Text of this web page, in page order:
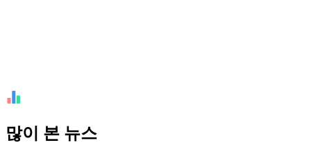
많이 본 뉴스